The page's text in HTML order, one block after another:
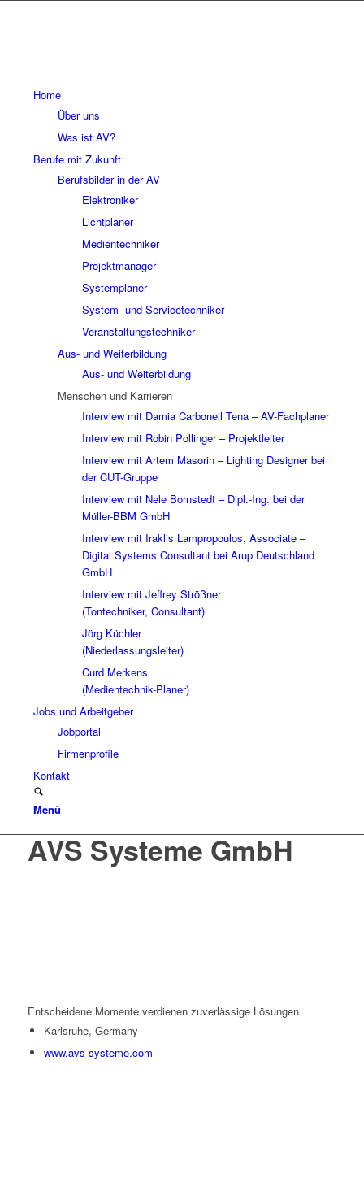
Home
Über uns
Was ist AV?
Berufe mit Zukunft
Berufsbilder in der AV
Elektroniker
Lichtplaner
Medientechniker
Projektmanager
Systemplaner
System- und Servicetechniker
Veranstaltungstechniker
Aus- und Weiterbildung
Aus- und Weiterbildung
Menschen und Karrieren
Interview mit Damia Carbonell Tena – AV-Fachplaner
Interview mit Robin Pollinger – Projektleiter
Interview mit Artem Masorin – Lighting Designer bei
der CUT-Gruppe
Interview mit Nele Bornstedt – Dipl.-Ing. bei der
Müller-BBM GmbH
Interview mit Iraklis Lampropoulos, Associate –
Digital Systems Consultant bei Arup Deutschland
GmbH
Interview mit Jeffrey Strößner
(Tontechniker, Consultant)
Jörg Küchler
(Niederlassungsleiter)
Curd Merkens
(Medientechnik-Planer)
Jobs und Arbeitgeber
Jobportal
Firmenprofile
Kontakt
Menü
AVS Systeme GmbH
Entscheidene Momente verdienen zuverlässige Lösungen
Karlsruhe, Germany
www.avs-systeme.com